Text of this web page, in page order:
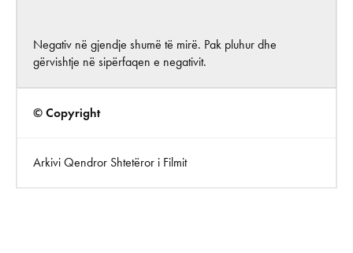
Negativ në gjendje shumë të mirë. Pak pluhur dhe
gërvishtje në sipërfaqen e negativit.
© Copyright
Arkivi Qendror Shtetëror i Filmit